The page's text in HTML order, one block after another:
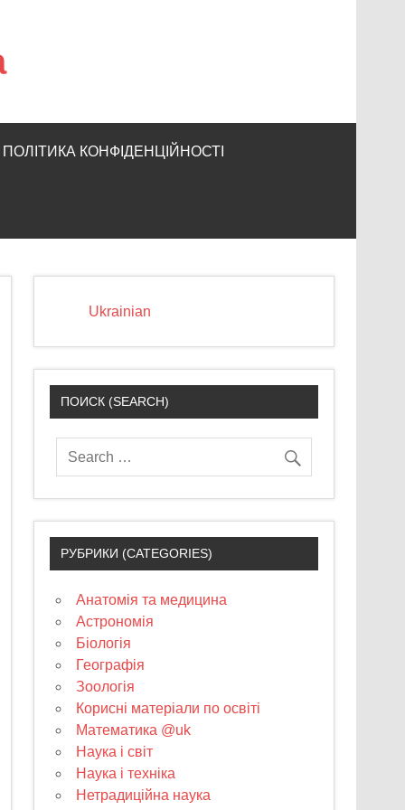
ПОЛІТИКА КОНФІДЕНЦІЙНОСТІ
Ukrainian
ПОИСК (SEARCH)
РУБРИКИ (CATEGORIES)
Анатомія та медицина
Астрономія
Біологія
Географія
Зоологія
Корисні матеріали по освіті
Математика @uk
Наука і світ
Наука і техніка
Нетрадиційна наука